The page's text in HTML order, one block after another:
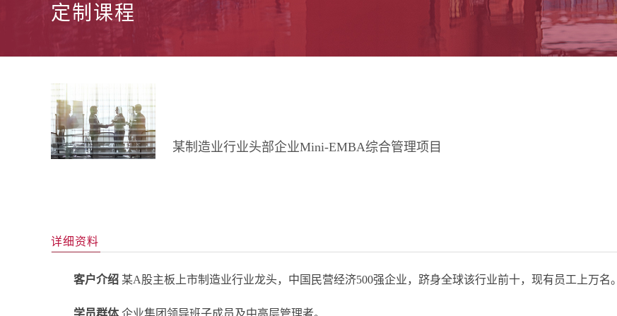
定制课程
某制造业行业头部企业Mini-EMBA综合管理项目
详细资料
客户介绍 某A股主板上市制造业行业龙头，中国民营经济500强企业，跻身全球该行业前十，现有员工上万名。
学员群体企业集团领导班子成员及中高层管理者。